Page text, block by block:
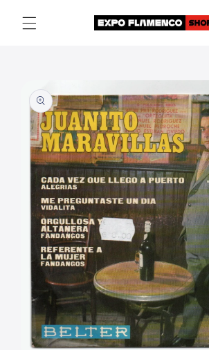
content
product
information